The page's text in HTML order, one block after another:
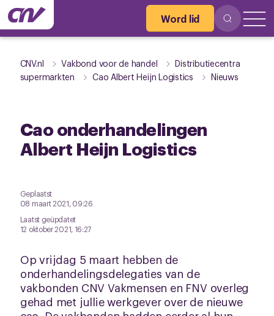
Word lid
CNV.nl Vakbond voor de handel
Distributiecentra
supermarkten
Cao Albert Heijn Logistics Nieuws
Cao onderhandelingen
Albert Heijn Logistics
Geplaatst
08 maart 2021, 09:26
Laatst geüpdatet
12 oktober 2021, 16:27
Op vrijdag 5 maart hebben de
onderhandelingsdelegaties van de
vakbonden CNV Vakmensen en FNV overleg
gehad met jullie werkgever over de nieuwe